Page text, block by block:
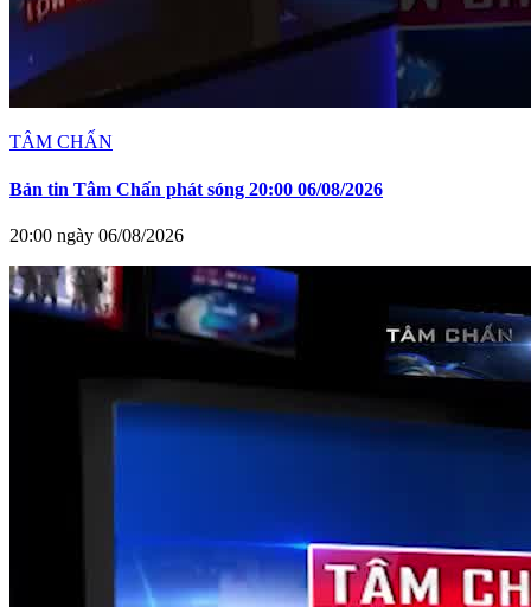
TÂM CHẤN
Bản tin Tâm Chấn phát sóng 20:00 06/08/2026
20:00 ngày 06/08/2026